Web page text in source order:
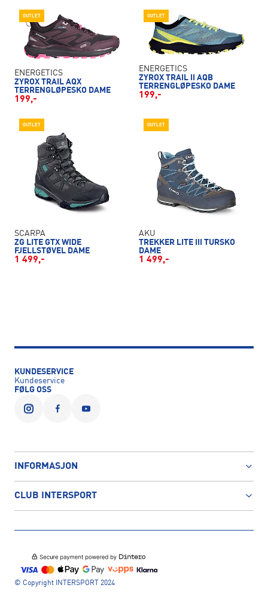
OUTLET
ENERGETICS
ZYROX TRAIL AQX
TERRENGLØPESKO DAME
199,-
OUTLET
ENERGETICS
ZYROX TRAIL II AQB
TERRENGLØPESKO DAME
199,-
OUTLET
SCARPA
ZG LITE GTX WIDE
FJELLSTØVEL DAME
1 499,-
OUTLET
AKU
TREKKER LITE III TURSKO
DAME
1 499,-
KUNDESERVICE
Kundeservice
FØLG OSS
INFORMASJON
CLUB INTERSPORT
© Copyright INTERSPORT 2024